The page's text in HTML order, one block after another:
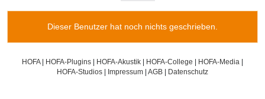
Dieser Benutzer hat noch nichts geschrieben.
HOFA| HOFA-Plugins HOFA-Akustik HOFA-College HOFA-Media
HOFA-Studios
Impressum AGB Datenschutz